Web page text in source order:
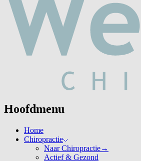
Hoofdmenu
Home
Chiropractie
Naar Chiropractie→
Actief & Gezond